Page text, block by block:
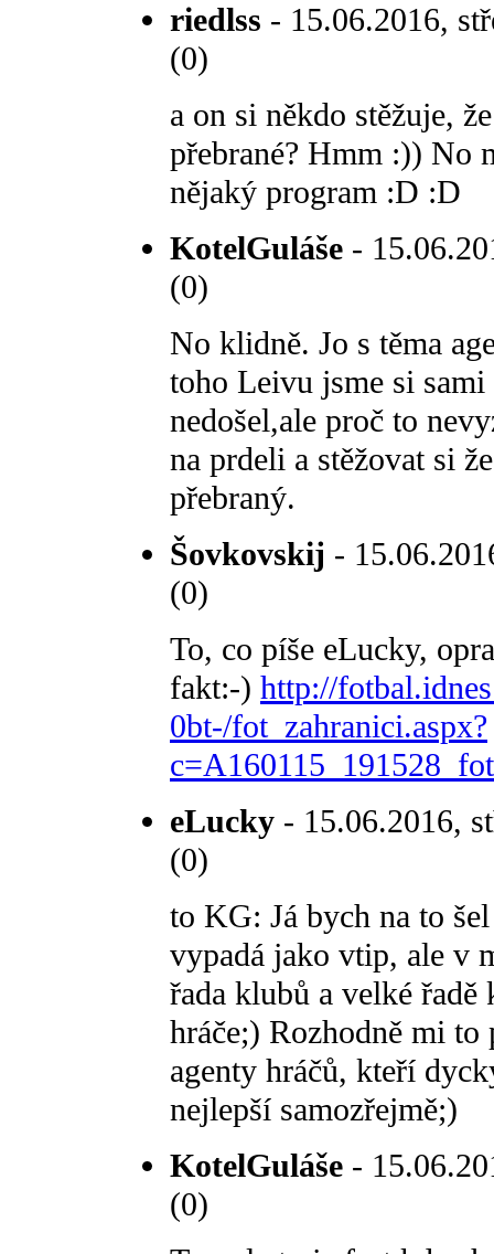
riedlss - 15.06.2016,
(0)
a on si někdo stěžuje,
přebrané? Hmm :)) No
nějaký program :D :D
KotelGuláše -
(0)
No klidně. Jo s těma
toho Leivu jsme si
nedošel,ale proč to
na prdeli a stěžovat si
přebraný.
Šovkovskij -
(0)
To, co píše eLucky,
fakt:-) http://
0bt-/fot_zahranici.aspx?
eLucky - 15.06.2016,
(0)
to KG: Já bych na to
vypadá jako vtip, ale v
řada klubů a velké
hráče;) Rozhodně mi to
agenty hráčů, kteří
nejlepší samozřejmě;)
KotelGuláše -
(0)